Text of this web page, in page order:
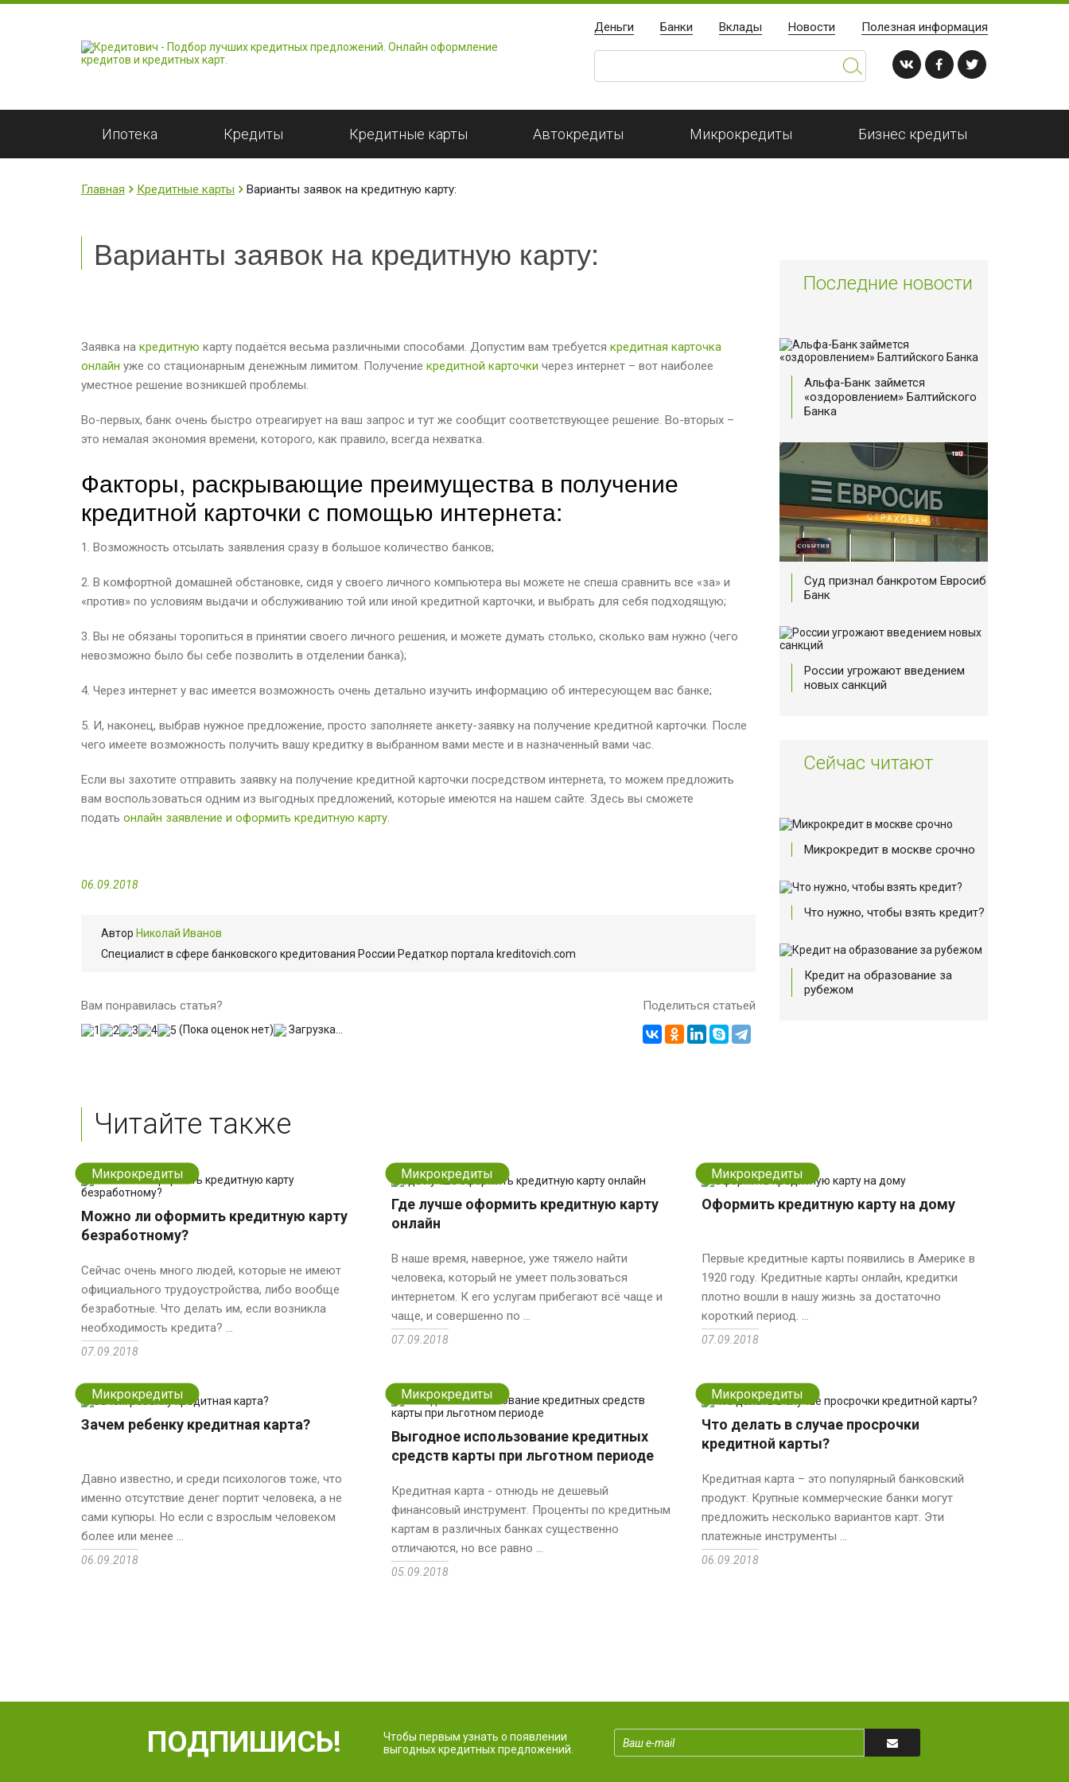
Деньги Банки Вклады Новости Полезная информация
Ипотека Кредиты Кредитные карты Автокредиты Микрокредиты Бизнес кредиты
Главная Кредитные карты Варианты заявок на кредитную карту:
Варианты заявок на кредитную карту:
Заявка на кредитную карту подаётся весьма различными способами. Допустим вам требуется кредитная карточка
онлайн уже со стационарным денежным лимитом. Получение кредитной карточки через интернет – вот наиболее
уместное решение возникшей проблемы.
Во-первых, банк очень быстро отреагирует на ваш запрос и тут же сообщит соответствующее решение. Во-вторых –
это немалая экономия времени, которого, как правило, всегда нехватка.
Факторы, раскрывающие преимущества в получение
кредитной карточки с помощью интернета:
1. Возможность отсылать заявления сразу в большое количество банков;
2. В комфортной домашней обстановке, сидя у своего личного компьютера вы можете не спеша сравнить все «за» и
«против» по условиям выдачи и обслуживанию той или иной кредитной карточки, и выбрать для себя подходящую;
3. Вы не обязаны торопиться в принятии своего личного решения, и можете думать столько, сколько вам нужно (чего
невозможно было бы себе позволить в отделении банка);
4. Через интернет у вас имеется возможность очень детально изучить информацию об интересующем вас банке;
5. И, наконец, выбрав нужное предложение, просто заполняете анкету-заявку на получение кредитной карточки. После
чего имеете возможность получить вашу кредитку в выбранном вами месте и в назначенный вами час.
Если вы захотите отправить заявку на получение кредитной карточки посредством интернета, то можем предложить
вам воспользоваться одним из выгодных предложений, которые имеются на нашем сайте. Здесь вы сможете
подать онлайн заявление и оформить кредитную карту.
06.09.2018
Автор Николай Иванов
Cпециалист в сфере банковского кредитования России Редаткор портала kreditovich.com
Вам понравилась статья?
(Пока оценок нет) Загрузка...
Поделиться статьей
Последние новости
Альфа-Банк займется
«оздоровлением» Балтийского
Банка
Суд признал банкротом Евросиб
Банк
России угрожают введением
новых санкций
Сейчас читают
Микрокредит в москве срочно
Что нужно, чтобы взять кредит?
Кредит на образование за
рубежом
Читайте также
Микрокредиты
Можно ли оформить кредитную карту
безработному?
Сейчас очень много людей, которые не имеют
официального трудоустройства, либо вообще
безработные. Что делать им, если возникла
необходимость кредита? ...
07.09.2018
Микрокредиты
Где лучше оформить кредитную карту
онлайн
В наше время, наверное, уже тяжело найти
человека, который не умеет пользоваться
интернетом. К его услугам прибегают всё чаще и
чаще, и совершенно по ...
07.09.2018
Микрокредиты
Оформить кредитную карту на дому
Первые кредитные карты появились в Америке в
1920 году. Кредитные карты онлайн, кредитки
плотно вошли в нашу жизнь за достаточно
короткий период. ...
07.09.2018
Микрокредиты
Зачем ребенку кредитная карта?
Давно известно, и среди психологов тоже, что
именно отсутствие денег портит человека, а не
сами купюры. Но если с взрослым человеком
более или менее ...
06.09.2018
Микрокредиты
Выгодное использование кредитных
средств карты при льготном периоде
Кредитная карта - отнюдь не дешевый
финансовый инструмент. Проценты по кредитным
картам в различных банках существенно
отличаются, но все равно ...
05.09.2018
Микрокредиты
Что делать в случае просрочки
кредитной карты?
Кредитная карта – это популярный банковский
продукт. Крупные коммерческие банки могут
предложить несколько вариантов карт. Эти
платежные инструменты ...
06.09.2018
ПОДПИШИСЬ!
Чтобы первым узнать о появлении
выгодных кредитных предложений.